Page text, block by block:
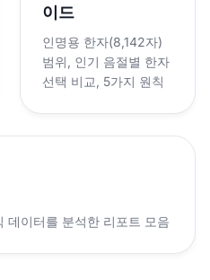
이드
인명용 한자(8,142자)
범위, 인기 음절별 한자
선택 비교, 5가지 원칙
데이터를 분석한 리포트 모음